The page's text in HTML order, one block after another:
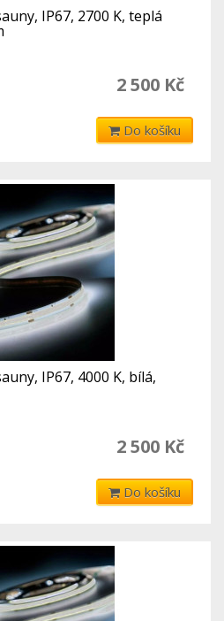
IP67, 2700 K, teplá
2 500 Kč
Do košíku
IP67, 4000 K, bílá,
2 500 Kč
Do košíku